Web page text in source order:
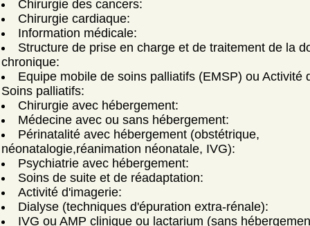
Chirurgie des cancers:
Chirurgie cardiaque:
Information médicale:
Structure de prise en charge et de traitement de la
chronique:
Equipe mobile de soins palliatifs (EMSP) ou Activité
Soins palliatifs:
Chirurgie avec hébergement:
Médecine avec ou sans hébergement:
Périnatalité avec hébergement (obstétrique,
néonatalogie,réanimation néonatale, IVG):
Psychiatrie avec hébergement:
Soins de suite et de réadaptation:
Activité d'imagerie:
Dialyse (techniques d'épuration extra-rénale):
IVG ou AMP clinique ou lactarium (sans